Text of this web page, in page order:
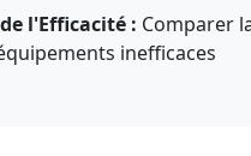
l'Efficacité : Comparer
inefficaces